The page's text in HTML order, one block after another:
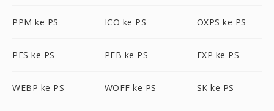
PPM ke PS ICO ke PS OXPS ke PS
PES ke PS PFB ke PS EXP ke PS
WEBP ke PS WOFF ke PS SK ke PS